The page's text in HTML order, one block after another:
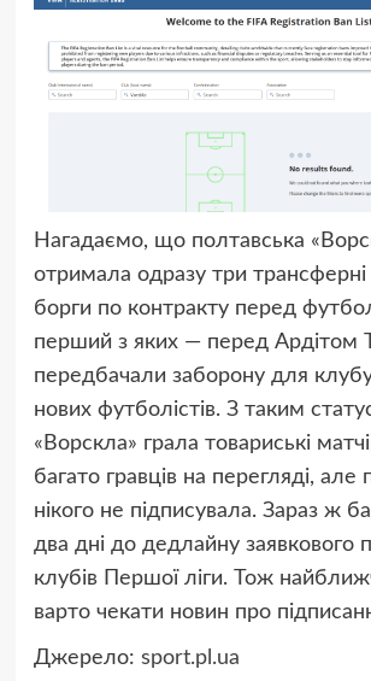
Нагадаємо, що полтавська
отримала одразу три трансферні
борги по контракту перед
перший з яких — перед Ардітом
передбачали заборону для
нових футболістів. З таким
«Ворскла» грала товариські
багато гравців на перегляді,
нікого не підписувала. Зараз ж
два дні до дедлайну заявкового
клубів Першої ліги. Тож
варто чекати новин про
Джерело: sport.pl.ua